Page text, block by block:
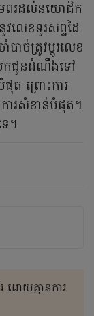
មពរដល់នយោជិក
វលេខទូរសព្ទដៃ
ាច់ត្រូវប្ដូរលេខ
មកជូនដំណឹងទៅ
ត ព្រោះការ
ការសំខាន់បំផុត។
។
ោយគ្មានការ